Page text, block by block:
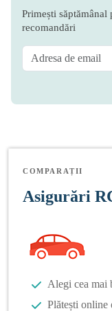
Primești
recomandări
COMPARAȚII
Asigurări
Alegi cea mai
Plătești online